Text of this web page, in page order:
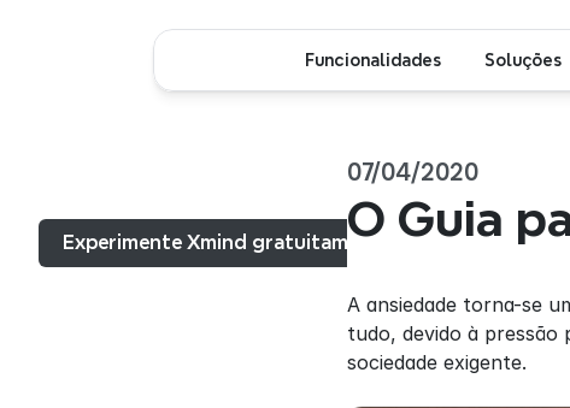
Experimente Xmind gratuitamente
07/04/2020
O Guia
A ansiedade torna-se
tudo, devido à
sociedade exigente.
Funcionalidades Soluções